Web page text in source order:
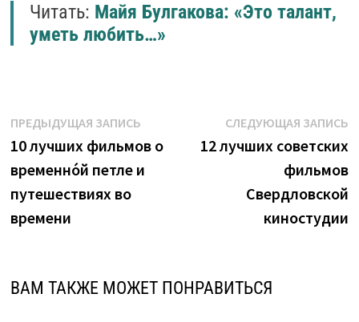
Читать: Майя Булгакова: «Это талант,
уметь любить…»
Навигация
по
записям
ПРЕДЫДУЩАЯ ЗАПИСЬПредыдущая
запись:
10 лучших фильмов о
временно́й петле и
путешествиях во
времени
СЛЕДУЮЩАЯ ЗАПИСЬ
12 лучших советских
фильмов
Свердловской
киностудии
ВАМ ТАКЖЕ МОЖЕТ ПОНРАВИТЬСЯ